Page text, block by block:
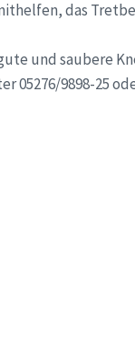
das
und saubere
05276/9898-25